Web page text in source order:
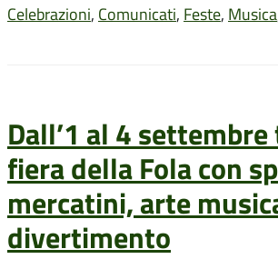
Celebrazioni, Comunicati, Feste, Musica
Dall’1 al 4
fiera della Fola con
mercatini, arte
divertimento